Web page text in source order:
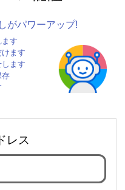
がパワーアップ!
す
ます
ます
存
レス